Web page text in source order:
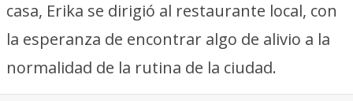
casa, Erika se dirigió al restaurante local, con
la esperanza de encontrar algo de alivio a la
normalidad de la rutina de la ciudad.